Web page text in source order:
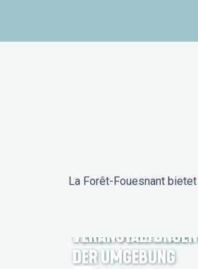
La Forêt-Fouesnant
FORÊT-FOUESNANT
DER UMGEBUNG